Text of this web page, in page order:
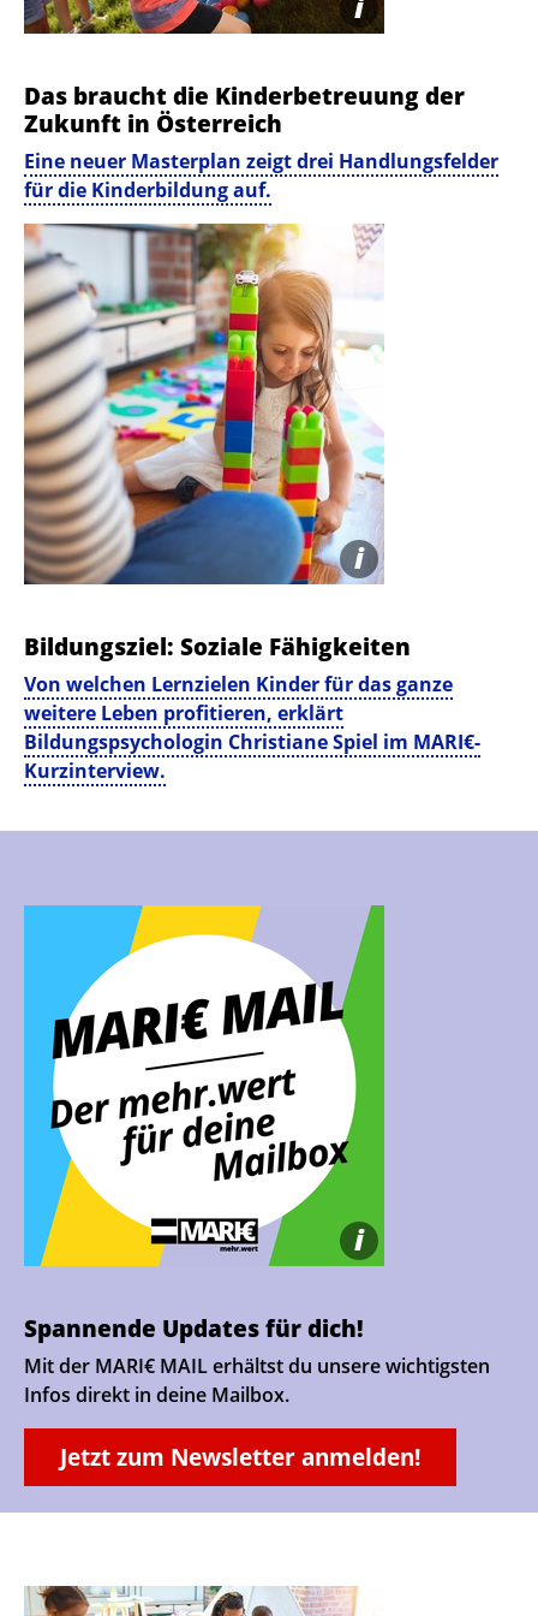
Das braucht die Kinderbetreuung der
Zukunft in Österreich
Eine neuer Masterplan zeigt drei Handlungsfelder
für die Kinderbildung auf.
i
Bildungsziel: Soziale Fähigkeiten
Von welchen Lernzielen Kinder für das ganze
weitere Leben profitieren, erklärt
Bildungspsychologin Christiane Spiel im MARI€-
Kurzinterview.
i
Spannende Updates für dich!
Mit der MARI€ MAIL erhältst du unsere wichtigsten
Infos direkt in deine Mailbox.
Jetzt zum Newsletter anmelden!